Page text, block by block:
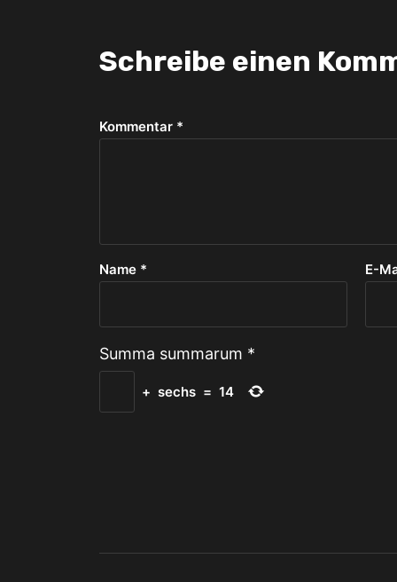
Schreibe einen
Kommentar *
Name * E-
Summa summarum *
+ sechs = 14